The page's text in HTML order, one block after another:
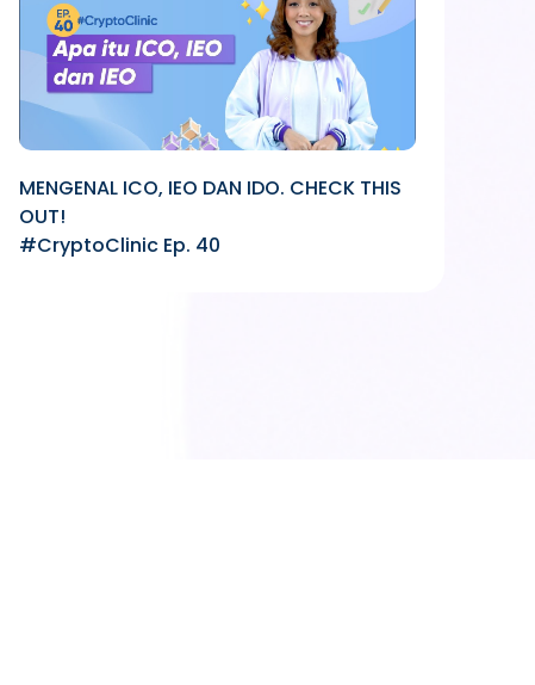
MENGENAL ICO, IEO DAN IDO. CHECK THIS
OUT!
#CryptoClinic Ep. 40